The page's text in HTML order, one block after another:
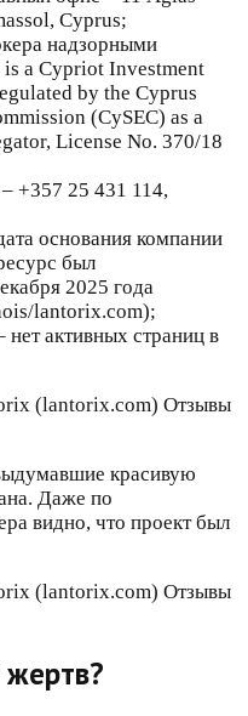
Cyprus;
надзорными
a Cypriot Investment
by the Cyprus
(CySEC) as a
License No. 370/18
– +357 25 431 114,
основания компании
был
2025 года
lantorix.com);
нет активных страниц в
красивую
Даже по
видно, что проект был